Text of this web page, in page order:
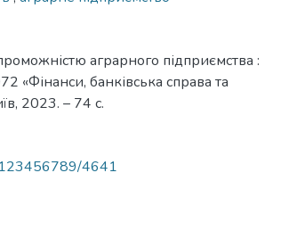
аграрного підприємства :
«Фінанси, банківська справа та
2023. – 74 с.
123456789/4641